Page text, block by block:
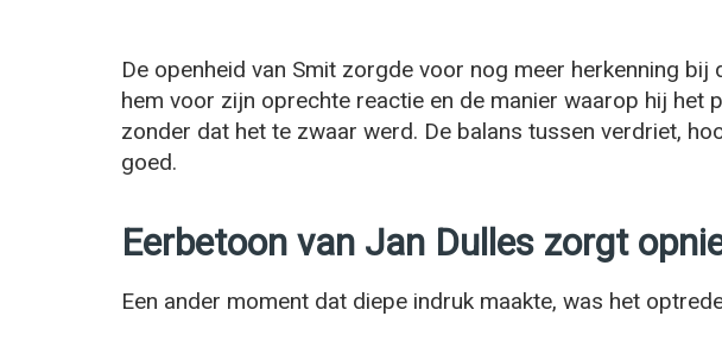
De openheid van Smit zorgde voor nog meer herkenning bij
hem voor zijn oprechte reactie en de manier waarop hij het
zonder dat het te zwaar werd. De balans tussen verdriet,
goed.
Eerbetoon van Jan Dulles zorgt
Een ander moment dat diepe indruk maakte, was het